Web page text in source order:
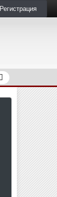
Регистрация